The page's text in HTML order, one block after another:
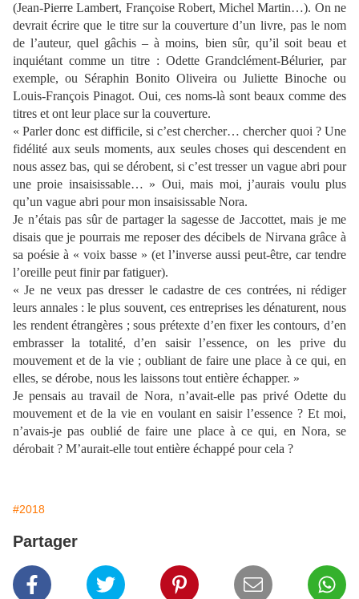
(Jean-Pierre Lambert, Françoise Robert, Michel Martin…). On ne
devrait écrire que le titre sur la couverture d’un livre, pas le nom
de l’auteur, quel gâchis – à moins, bien sûr, qu’il soit beau et
inquiétant comme un titre : Odette Grandclément-Bélurier, par
exemple, ou Séraphin Bonito Oliveira ou Juliette Binoche ou
Louis-François Pinagot. Oui, ces noms-là sont beaux comme des
titres et ont leur place sur la couverture.
« Parler donc est difficile, si c’est chercher… chercher quoi ? Une
fidélité aux seuls moments, aux seules choses qui descendent en
nous assez bas, qui se dérobent, si c’est tresser un vague abri pour
une proie insaisissable… » Oui, mais moi, j’aurais voulu plus
qu’un vague abri pour mon insaisissable Nora.
Je n’étais pas sûr de partager la sagesse de Jaccottet, mais je me
disais que je pourrais me reposer des décibels de Nirvana grâce à
sa poésie à « voix basse » (et l’inverse aussi peut-être, car tendre
l’oreille peut finir par fatiguer).
« Je ne veux pas dresser le cadastre de ces contrées, ni rédiger
leurs annales : le plus souvent, ces entreprises les dénaturent, nous
les rendent étrangères ; sous prétexte d’en fixer les contours, d’en
embrasser la totalité, d’en saisir l’essence, on les prive du
mouvement et de la vie ; oubliant de faire une place à ce qui, en
elles, se dérobe, nous les laissons tout entière échapper. »
Je pensais au travail de Nora, n’avait-elle pas privé Odette du
mouvement et de la vie en voulant en saisir l’essence ? Et moi,
n’avais-je pas oublié de faire une place à ce qui, en Nora, se
dérobait ? M’aurait-elle tout entière échappé pour cela ?
#2018
Partager